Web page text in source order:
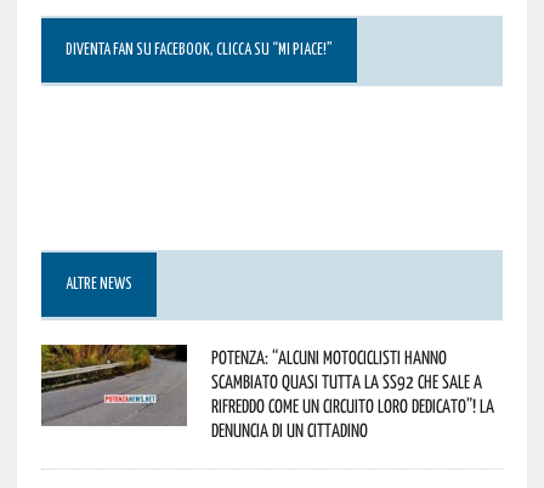
DIVENTA FAN SU FACEBOOK, CLICCA SU “MI PIACE!”
ALTRE NEWS
Potenza: “alcuni motociclisti hanno
scambiato quasi tutta la SS92 che sale a
Rifreddo come un circuito loro dedicato”! La
denuncia di un cittadino